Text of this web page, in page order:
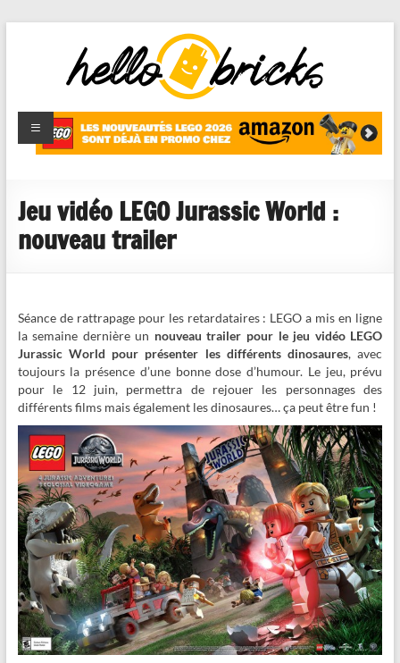
HelloBricks
Blog LEGO,
nouveaut�s
reviews
Jeu vidéo LEGO Jurassic World :
nouveau trailer
Séance de rattrapage pour les retardataires : LEGO a mis en ligne
la semaine dernière un nouveau trailer pour le jeu vidéo LEGO
Jurassic World pour présenter les différents dinosaures, avec
toujours la présence d’une bonne dose d’humour. Le jeu, prévu
pour le 12 juin, permettra de rejouer les personnages des
différents films mais également les dinosaures… ça peut être fun !